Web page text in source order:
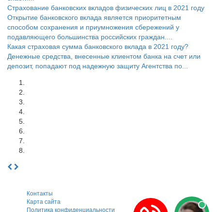
Страхование банковских вкладов физических лиц в 2021 году
Открытие банковского вклада является приоритетным
способом сохранения и приумножения сбережений у
подавляющего большинства российских граждан....
Какая страховая сумма банковского вклада в 2021 году?
Денежные средства, внесенные клиентом банка на счет или
депозит, попадают под надежную защиту Агентства по...
Контакты
Карта сайта
Политика конфиденциальности